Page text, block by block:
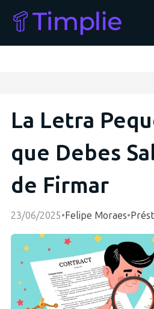
La Letra
que Debes
de Firmar
23/06/2025•Felipe Moraes•